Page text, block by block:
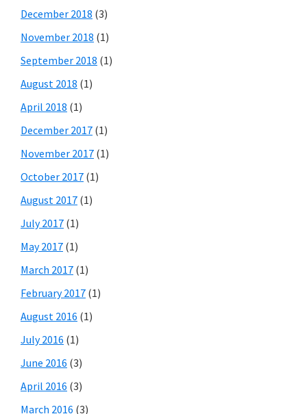
December 2018 (3)
November 2018 (1)
September 2018 (1)
August 2018 (1)
April 2018 (1)
December 2017 (1)
November 2017 (1)
October 2017 (1)
August 2017 (1)
July 2017 (1)
May 2017 (1)
March 2017 (1)
February 2017 (1)
August 2016 (1)
July 2016 (1)
June 2016 (3)
April 2016 (3)
March 2016 (3)